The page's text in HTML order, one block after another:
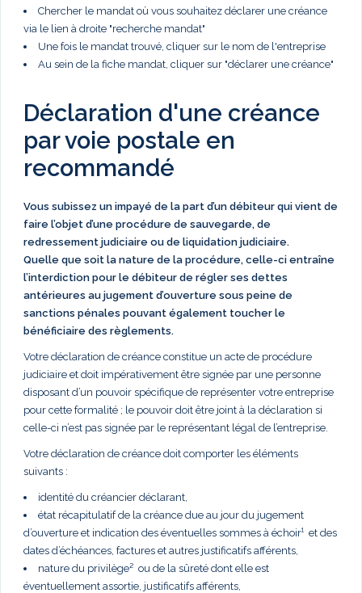
Chercher le mandat où vous souhaitez déclarer une créance
via le lien à droite "recherche mandat"
Une fois le mandat trouvé, cliquer sur le nom de l'entreprise
Au sein de la fiche mandat, cliquer sur "déclarer une créance"
Déclaration d'une créance
par voie postale en
recommandé
Vous subissez un impayé de la part d’un débiteur qui vient de
faire l’objet d’une procédure de sauvegarde, de
redressement judiciaire ou de liquidation judiciaire.
Quelle que soit la nature de la procédure, celle-ci entraîne
l’interdiction pour le débiteur de régler ses dettes
antérieures au jugement d’ouverture sous peine de
sanctions pénales pouvant également toucher le
bénéficiaire des règlements.
Votre déclaration de créance constitue un acte de procédure
judiciaire et doit impérativement être signée par une personne
disposant d’un pouvoir spécifique de représenter votre entreprise
pour cette formalité ; le pouvoir doit être joint à la déclaration si
celle-ci n’est pas signée par le représentant légal de l’entreprise.
Votre déclaration de créance doit comporter les éléments
suivants :
identité du créancier déclarant,
état récapitulatif de la créance due au jour du jugement
d’ouverture et indication des éventuelles sommes à échoir¹ et des
dates d’échéances, factures et autres justificatifs afférents,
nature du privilège² ou de la sûreté dont elle est
éventuellement assortie, justificatifs afférents,